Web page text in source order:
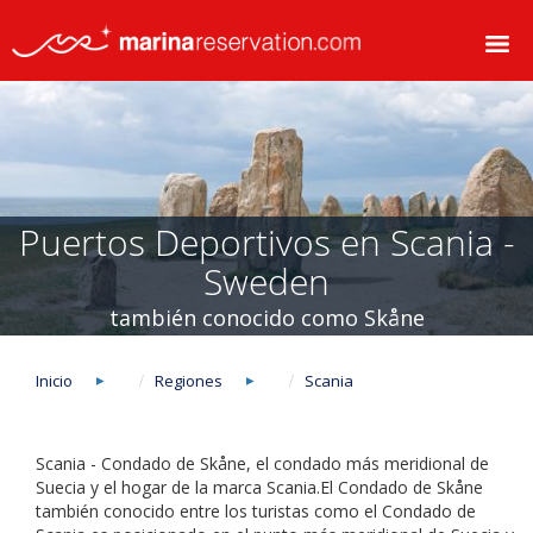
Puertos Deportivos en Scania -
Sweden
también conocido como Skåne
Inicio Regiones Scania
Scania - Condado de Skåne, el condado más meridional de
Suecia y el hogar de la marca Scania.El Condado de Skåne
también conocido entre los turistas como el Condado de